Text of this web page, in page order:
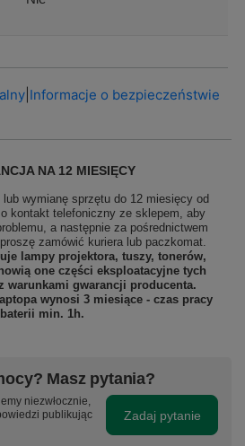
| Informacje o bezpieczeństwie
NA 12 MIESIĘCY
lub wymianę sprzętu do 12 miesięcy od
kontakt telefoniczny ze sklepem, aby
a następnie za pośrednictwem
zamówić kuriera lub paczkomat.
lampy projektora, tuszy, tonerów,
one części eksploatacyjne tych
warunkami gwarancji producenta.
wynosi 3 miesiące - czas pracy
baterii min. 1h.
Masz pytania?
niezwłocznie,
publikując
Zadaj pytanie